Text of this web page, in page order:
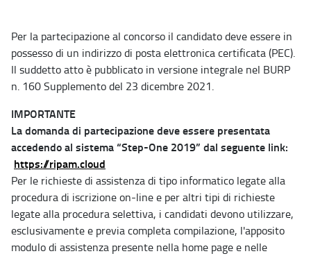
Per la partecipazione al concorso il candidato deve essere in
possesso di un indirizzo di posta elettronica certificata (PEC).
Il suddetto atto è pubblicato in versione integrale nel BURP
n. 160 Supplemento del 23 dicembre 2021.
IMPORTANTE
La domanda di partecipazione deve essere presentata
accedendo al sistema “Step-One 2019” dal seguente link:
https://ripam.cloud
Per le richieste di assistenza di tipo informatico legate alla
procedura di iscrizione on-line e per altri tipi di richieste
legate alla procedura selettiva, i candidati devono utilizzare,
esclusivamente e previa completa compilazione, l'apposito
modulo di assistenza presente nella home page e nelle